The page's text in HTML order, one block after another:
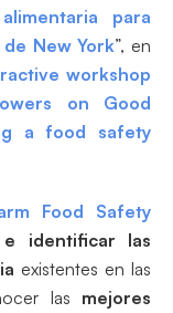
para
New York”, en
workshop
on Good
a food safety
Food Safety
identificar las
existentes en las
las mejores